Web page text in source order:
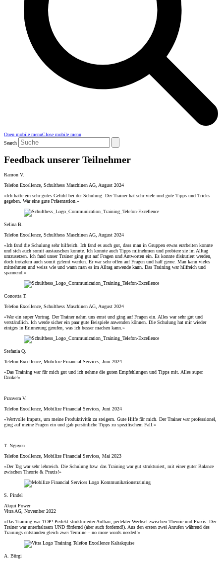
Open mobile menuClose mobile menu
Search
Feedback unserer Teilnehmer
Ramon V.
Telefon Excellence, Schulthess Maschinen AG, August 2024
«Ich hatte ein sehr gutes Gefühl bei der Schulung. Der Trainer hat sehr viele und gute Tipps und Tricks
gegeben. War eine gute Präsentation.»
Selina B.
Telefon Excellence, Schulthess Maschinen AG, August 2024
«Ich fand die Schulung sehr hilfreich. Ich fand es auch gut, dass man in Gruppen etwas erarbeiten konnte
und sich auch somit austauschen konnte. Ich konnte auch Tipps mitnehmen und probiere sie im Alltag
umzusetzen. Ich fand unser Trainer ging gut auf Fragen und Antworten ein. Es konnte diskutiert werden,
doch trotzdem auch somit gelernt werden. Er war sehr offen auf Fragen und half gerne. Man kann vieles
mitnehmen und weiss wie und wann man es im Alltag anwende kann. Das Training war hilfreich und
spannend.»
Concetta T.
Telefon Excellence, Schulthess Maschinen AG, August 2024
«War ein super Vortrag. Der Trainer nahm uns ernst und ging auf Fragen ein. Alles war sehr gut und
verständlich. Ich werde sicher ein paar gute Beispiele anwenden können. Die Schulung hat mir wieder
einiges in Erinnerung gerufen, was ich besser machen kann.»
Stefania Q.
Telefon Excellence, Mobilize Financial Services, Juni 2024
«Das Training war für mich gut und ich nehme die guten Empfehlungen und Tipps mit. Alles super.
Danke!»
Pranvera V.
Telefon Excellence, Mobilize Financial Services, Juni 2024
«Wertvolle Imputs, um meine Produktivität zu steigern. Gute Hilfe für mich. Der Trainer war professionel,
ging auf meine Fragen ein und gab persönliche Tipps zu spezifischem Fall.»
T. Nguyen
Telefon Excellence, Mobilize Financial Services, Mai 2023
«Der Tag war sehr lehrreich. Die Schulung bzw. das Training war gut strukturiert, mit einer guter Balance
zwischen Theorie & Praxis!»
S. Pindel
Akqui Power
Vitra AG, November 2022
«Das Training war TOP! Perfekt strukturierter Aufbau; perfekter Wechsel zwischen Theorie und Praxis. Der
Trainer war unterhaltsam UND fördernd (aber auch fordernd!). Aus den ersten zwei Anrufen während des
Trainings entstanden gleich zwei Termine – no more words needed!»
A. Bürgi